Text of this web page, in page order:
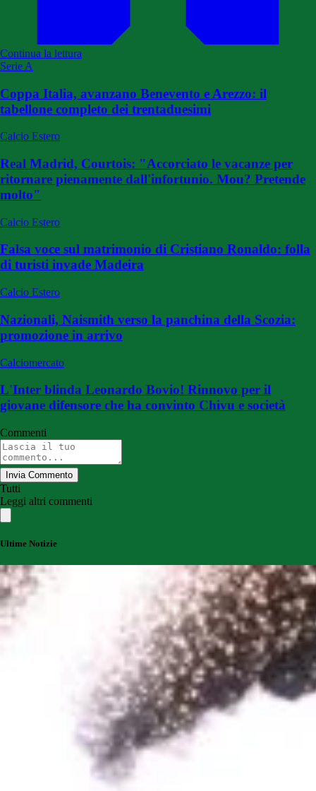
Continua la lettura
Serie A
Coppa Italia, avanzano Benevento e Arezzo: il
tabellone completo dei trentaduesimi
Calcio Estero
Real Madrid, Courtois: "Accorciato le vacanze per
ritornare pienamente dall'infortunio. Mou? Pretende
molto"
Calcio Estero
Falsa voce sul matrimonio di Cristiano Ronaldo: folla
di turisti invade Madeira
Calcio Estero
Nazionali, Naismith verso la panchina della Scozia:
promozione in arrivo
Calciomercato
L'Inter blinda Leonardo Bovio! Rinnovo per il
giovane difensore che ha convinto Chivu e società
Commenti
Invia Commento
Tutti
Leggi altri commenti
Ultime Notizie